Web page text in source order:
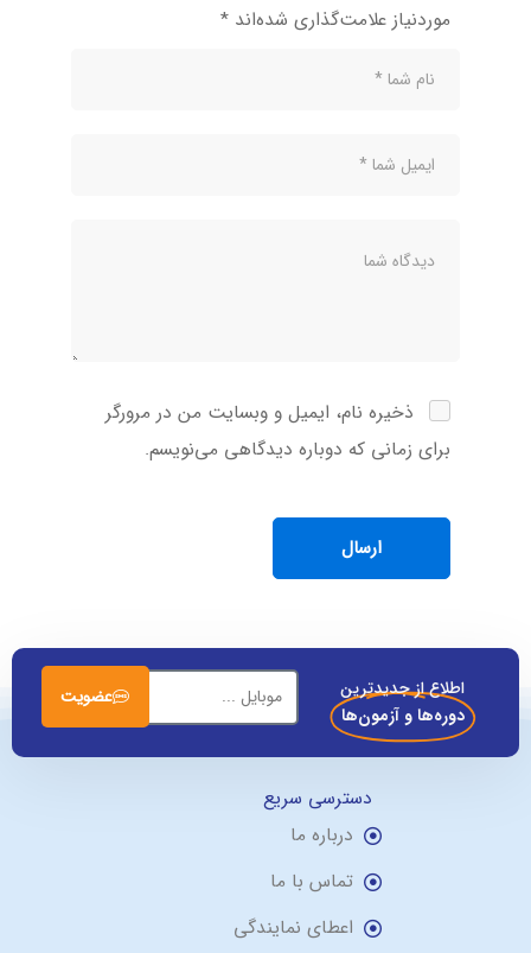
موردنیاز علامت‌گذاری شده‌اند *
ذخیره نام، ایمیل و وبسایت من در مرورگر
برای زمانی که دوباره دیدگاهی می‌نویسم.
اطلاع از جدیدترین
دوره‌ها و آزمون‌ها
عضویت
دسترسی سریع
درباره ما
تماس با ما
اعطای نمایندگی